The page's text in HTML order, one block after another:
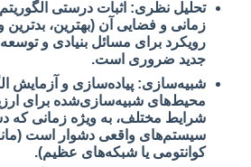
تحلیل نظری: اثبات درستی الگوریتم،
زمانی و فضایی آن (بهترین، بدترین و
رویکرد برای مسائل بنیادی و توسعه
جدید ضروری است.
شبیه‌سازی: پیاده‌سازی و آزمایش
محیط‌های شبیه‌سازی‌شده برای
شرایط مختلف، به ویژه زمانی که
سیستم‌های واقعی دشوار است (مانند
کوانتومی یا شبکه‌های عظیم).